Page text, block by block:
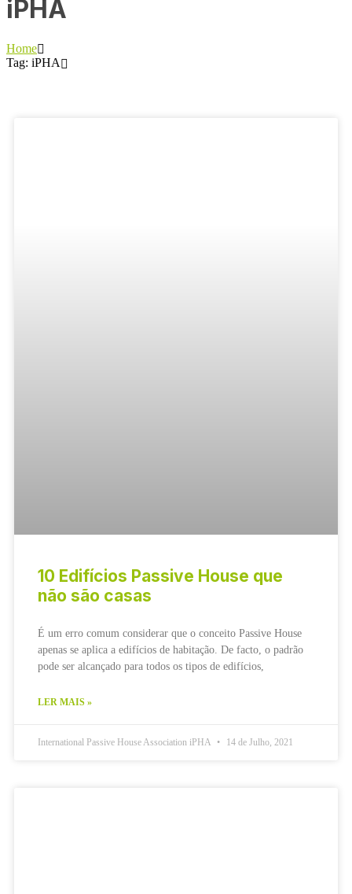
iPHA
Home
Tag: iPHA
10 Edifícios Passive House que
não são casas
É um erro comum considerar que o conceito Passive House
apenas se aplica a edifícios de habitação. De facto, o padrão
pode ser alcançado para todos os tipos de edifícios,
LER MAIS »
International Passive House Association iPHA 14 de Julho, 2021